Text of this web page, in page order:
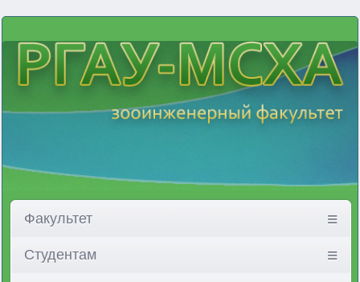
Факультет
Студентам